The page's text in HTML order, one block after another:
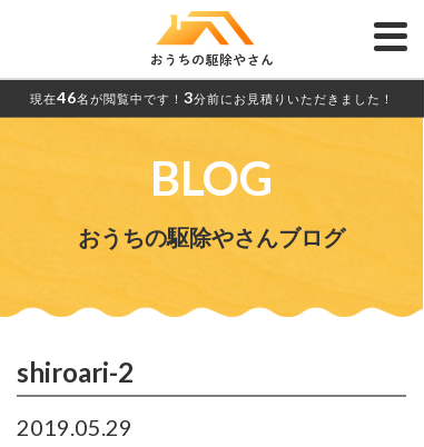
現在46名が閲覧中です！ 3分前にお見積りいただきました！
BLOG
おうちの駆除やさんブログ
shiroari-2
2019.05.29